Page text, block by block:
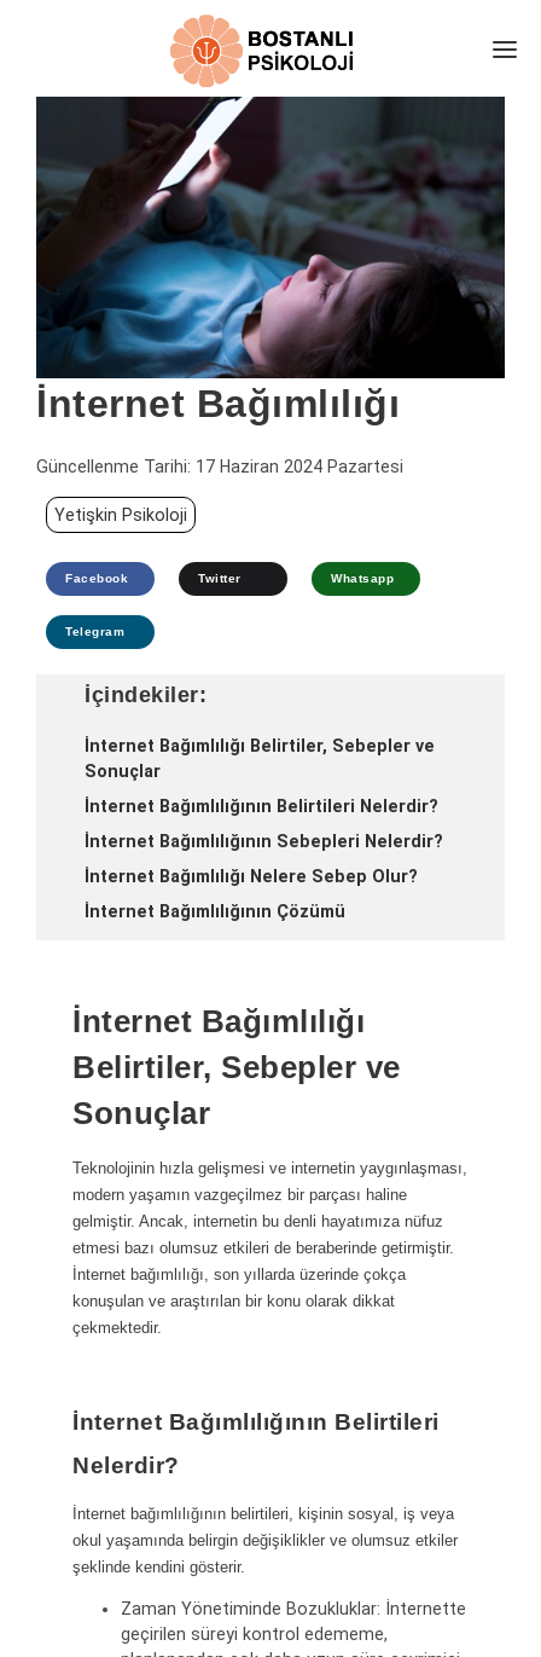
E-RANDEVU
HAKKIMIZDA
DANIŞAN YORUMLARI
ÜCRETLER
İLETİŞİM
PSİKOLOJİ ALANLARI
KARAMSARLIK TESTİ
ÜCRETSİZ GÖRÜŞ AL
ONLİNE TERAPİ
İnternet Bağımlılığı
Güncellenme Tarihi: 17 Haziran 2024 Pazartesi
Yetişkin Psikoloji
Facebook Twitter Whatsapp
Telegram
İçindekiler:
İnternet Bağımlılığı Belirtiler, Sebepler ve
Sonuçlar
İnternet Bağımlılığının Belirtileri Nelerdir?
İnternet Bağımlılığının Sebepleri Nelerdir?
İnternet Bağımlılığı Nelere Sebep Olur?
İnternet Bağımlılığının Çözümü
İnternet Bağımlılığı
Belirtiler, Sebepler ve
Sonuçlar
Teknolojinin hızla gelişmesi ve internetin yaygınlaşması,
modern yaşamın vazgeçilmez bir parçası haline
gelmiştir. Ancak, internetin bu denli hayatımıza nüfuz
etmesi bazı olumsuz etkileri de beraberinde getirmiştir.
İnternet bağımlılığı, son yıllarda üzerinde çokça
konuşulan ve araştırılan bir konu olarak dikkat
çekmektedir.
İnternet Bağımlılığının Belirtileri
Nelerdir?
İnternet bağımlılığının belirtileri, kişinin sosyal, iş veya
okul yaşamında belirgin değişiklikler ve olumsuz etkiler
şeklinde kendini gösterir.
Zaman Yönetiminde Bozukluklar: İnternette
geçirilen süreyi kontrol edememe,